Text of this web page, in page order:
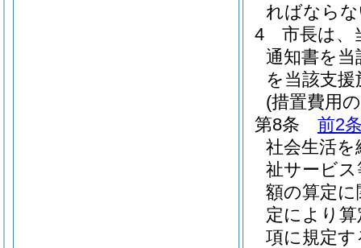
ればなら
4
市長は、
通知書を当
を当該支
(措置費用
第8条
前2
社会生活
祉サービ
額の算定
定により
項に規定